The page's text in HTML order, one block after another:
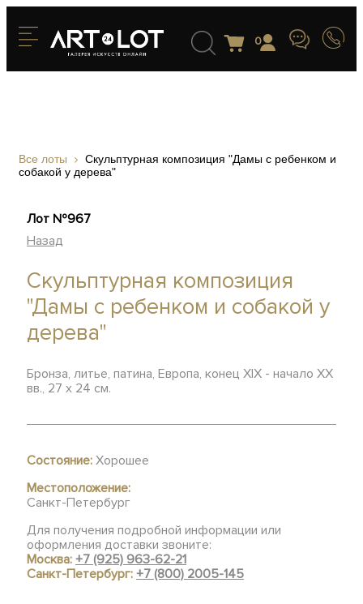
0
Все лоты
Скульптурная композиция "Дамы с ребенком и
собакой у дерева"
Лот №967
Назад
Скульптурная композиция
"Дамы с ребенком и собакой у
дерева"
Бронза, литье, патина, Европа, конец ХIХ - начало ХХ
вв., 27 х 24 см.
Состояние: Хорошее
Местоположение:
Санкт-Петербург
Для получения подробной информации или
оформления доставки звоните:
Москва:+7 (925) 963-62-21
Санкт-Петербург:+7 (800) 2005-145